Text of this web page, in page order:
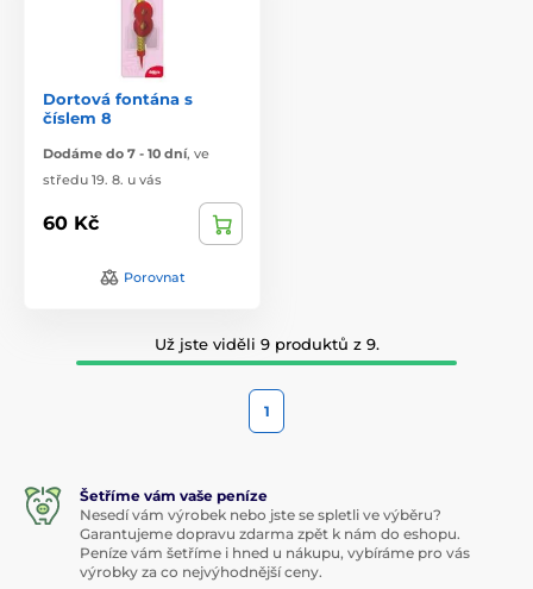
Dortová fontána s
číslem 8
Dodáme do 7 - 10 dní, ve
středu 19. 8. u vás
60 Kč
Porovnat
Už jste viděli 9 produktů z 9.
1
Šetříme vám vaše peníze
Nesedí vám výrobek nebo jste se spletli ve výběru?
Garantujeme dopravu zdarma zpět k nám do eshopu.
Peníze vám šetříme i hned u nákupu, vybíráme pro vás
výrobky za co nejvýhodnější ceny.